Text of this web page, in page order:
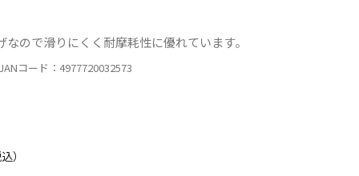
ので滑りにくく耐摩耗性に優れています。
コード：4977720032573
）